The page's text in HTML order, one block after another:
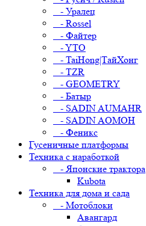
- Уралец
- Rossel
- Файтер
- YTO
- TaiHong|ТайХонг
- TZR
- GEOMETRY
- Батыр
- SADIN AUMAHR
- SADIN AOMOH
- Феникс
Гусеничные платформы
Техника с наработкой
- Японские трактора
Kubota
Техника для дома и сада
- Мотоблоки
Авангард